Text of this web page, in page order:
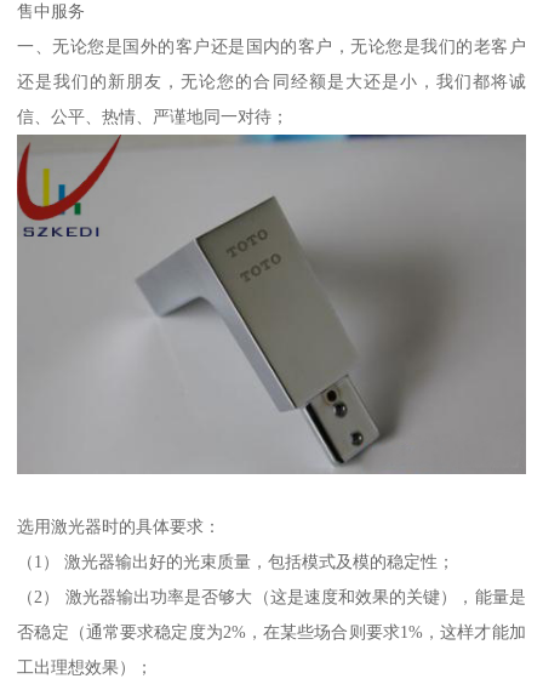
售中服务
一、无论您是国外的客户还是国内的客户，无论您是我们的老客户
还是我们的新朋友，无论您的合同经额是大还是小，我们都将诚
信、公平、热情、严谨地同一对待；
选用激光器时的具体要求：
（1） 激光器输出好的光束质量，包括模式及模的稳定性；
（2） 激光器输出功率是否够大（这是速度和效果的关键），能量是
否稳定（通常要求稳定度为2%，在某些场合则要求1%，这样才能加
工出理想效果）；